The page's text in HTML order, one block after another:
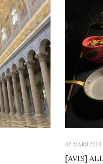
02 MARS 2023
[AVIS]